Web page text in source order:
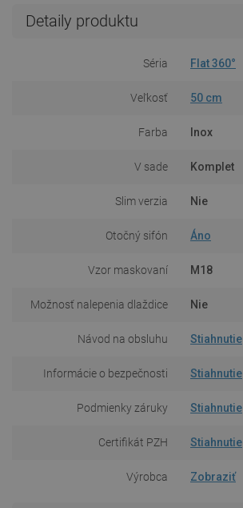
Detaily produktu
Séria Flat 360°
Veľkosť 50 cm
Farba Inox
V sade Komplet
Slim verzia Nie
Otočný sifón Áno
Vzor maskovaní M18
Možnosť nalepenia dlaždice Nie
Návod na obsluhu Stiahnutie
Informácie o bezpečnosti Stiahnutie
Podmienky záruky Stiahnutie
Certifikát PZH Stiahnutie
Výrobca Zobraziť